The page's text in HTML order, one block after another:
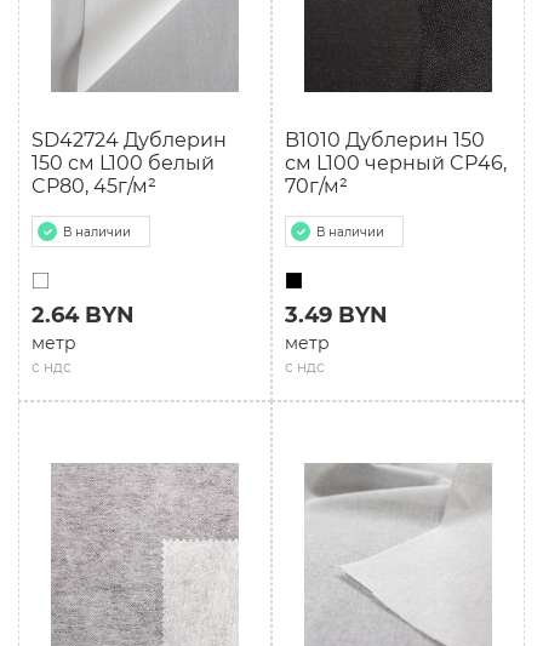
SD42724 Дублерин
150 см L100 белый
CP80, 45г/м²
В наличии
с ндс
2.64 BYN
метр
B1010 Дублерин 150
см L100 черный CP46,
70г/м²
В наличии
с ндс
3.49 BYN
метр